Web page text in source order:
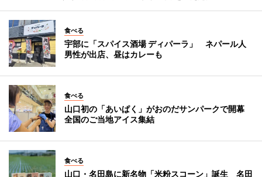
食べる
宇部に「スパイス酒場 ディパーラ」 ネパール人
男性が出店、昼はカレーも
食べる
山口初の「あいぱく」がおのだサンパークで開幕
全国のご当地アイス集結
食べる
山口・名田島に新名物「米粉スコーン」誕生 名田